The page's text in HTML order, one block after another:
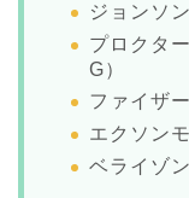
ジョンソ
プロクタ
G）
ファイザー
エクソン
ベライゾ